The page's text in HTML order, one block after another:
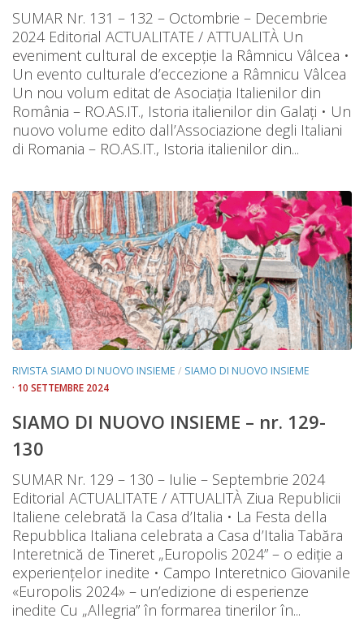
SUMAR Nr. 131 – 132 – Octombrie – Decembrie
2024 Editorial ACTUALITATE / ATTUALITÀ Un
eveniment cultural de excepție la Râmnicu Vâlcea •
Un evento culturale d’eccezione a Râmnicu Vâlcea
Un nou volum editat de Asociația Italienilor din
România – RO.AS.IT., Istoria italienilor din Galați • Un
nuovo volume edito dall’Associazione degli Italiani
di Romania – RO.AS.IT., Istoria italienilor din...
RIVISTA SIAMO DI NUOVO INSIEME / SIAMO DI NUOVO INSIEME
· 10 SETTEMBRE 2024
SIAMO DI NUOVO INSIEME – nr. 129-
130
SUMAR Nr. 129 – 130 – Iulie – Septembrie 2024
Editorial ACTUALITATE / ATTUALITÀ Ziua Republicii
Italiene celebrată la Casa d’Italia • La Festa della
Repubblica Italiana celebrata a Casa d’Italia Tabăra
Interetnică de Tineret „Europolis 2024” – o ediție a
experiențelor inedite • Campo Interetnico Giovanile
«Europolis 2024» – un’edizione di esperienze
inedite Cu „Allegria” în formarea tinerilor în...